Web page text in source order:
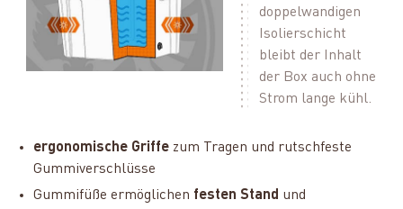
doppelwandigen
Isolierschicht
bleibt der Inhalt
der Box auch ohne
Strom lange kühl.
ergonomische Griffe zum Tragen und rutschfeste
Gummiverschlüsse
Gummifüße ermöglichen festen Stand und